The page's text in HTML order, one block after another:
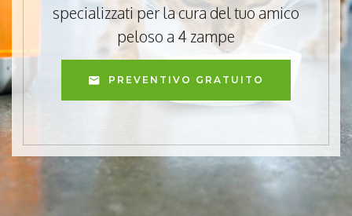
specializzati per la cura del tuo amico
peloso a 4 zampe
PREVENTIVO GRATUITO